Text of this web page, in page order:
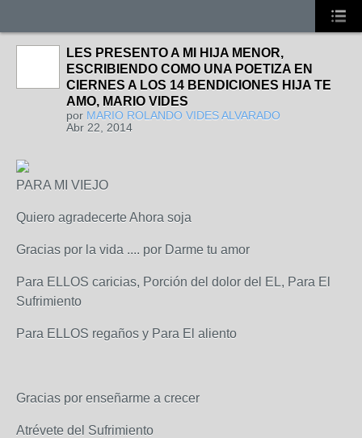
LES PRESENTO A MI HIJA MENOR,
ESCRIBIENDO COMO UNA POETIZA EN
CIERNES A LOS 14 BENDICIONES HIJA TE
AMO, MARIO VIDES
por MARIO ROLANDO VIDES ALVARADO
Abr 22, 2014
PARA MI VIEJO
Quiero agradecerte Ahora soja
Gracias por la vida .... por Darme tu amor
Para ELLOS caricias, Porción del dolor del EL, Para El
Sufrimiento
Para ELLOS regaños y Para El aliento
Gracias por enseñarme a crecer
Atrévete del Sufrimiento